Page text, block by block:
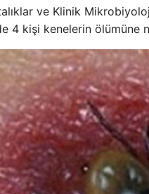
ve Klinik
4 kişi kenelerin ölümüne